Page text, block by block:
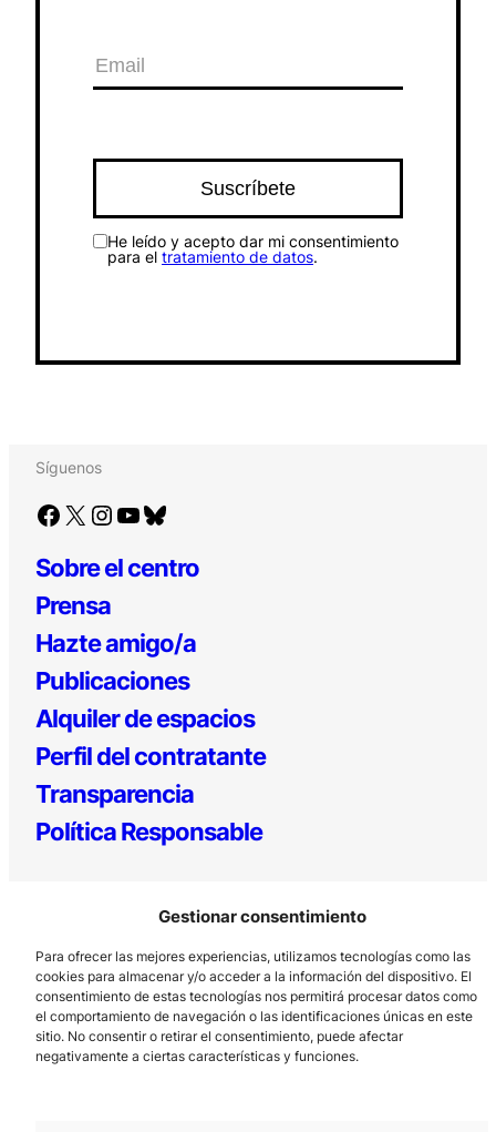
Gestionar consentimiento
Para ofrecer las mejores experiencias, utilizamos tecnologías como las
cookies para almacenar y/o acceder a la información del dispositivo. El
consentimiento de estas tecnologías nos permitirá procesar datos como
el comportamiento de navegación o las identificaciones únicas en este
sitio. No consentir o retirar el consentimiento, puede afectar
negativamente a ciertas características y funciones.
He leído y acepto dar mi consentimiento
para el tratamiento de datos.
Síguenos
Facebook X Instagram YouTube Bluesky
Sobre el centro
Prensa
Hazte amigo/a
Publicaciones
Alquiler de espacios
Perfil del contratante
Transparencia
Política Responsable
Los Prados, 121 – 33203 Gijón
985 185 577 – info@laboralcentrodearte.org